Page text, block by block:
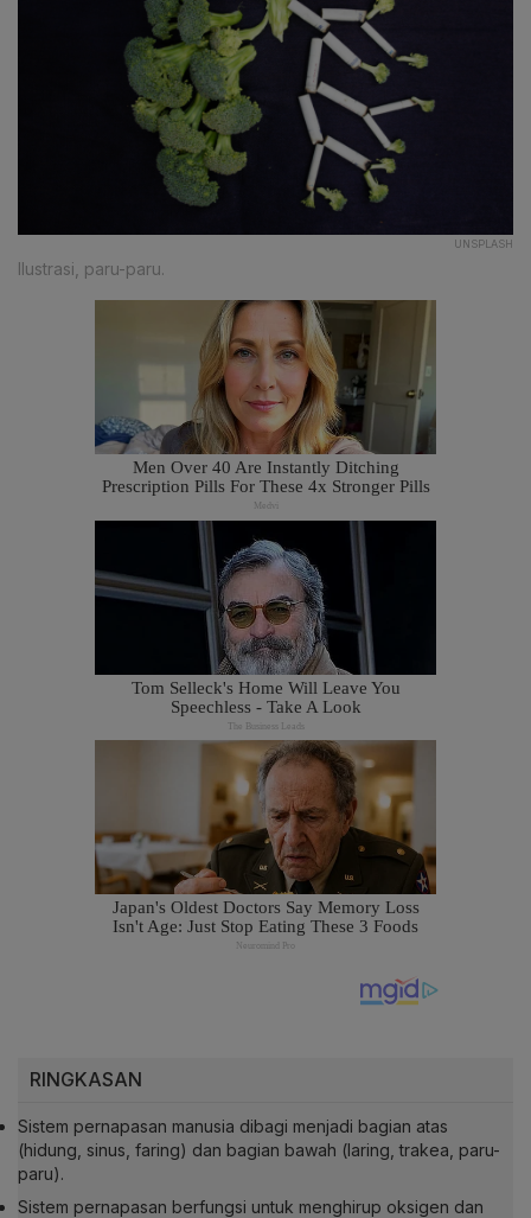
UNSPLASH
Ilustrasi, paru-paru.
RINGKASAN
Sistem pernapasan manusia dibagi menjadi bagian atas
(hidung, sinus, faring) dan bagian bawah (laring, trakea, paru-
paru).
Sistem pernapasan berfungsi untuk menghirup oksigen dan